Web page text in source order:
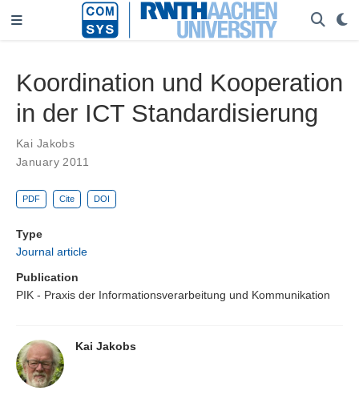
Koordination und Kooperation
in der ICT Standardisierung
Kai Jakobs
January 2011
PDF Cite DOI
Type
Journal article
Publication
PIK - Praxis der Informationsverarbeitung und Kommunikation
Kai Jakobs